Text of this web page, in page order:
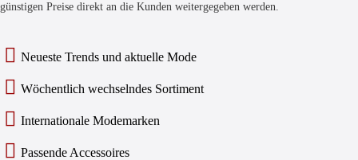
günstigen Preise direkt an die Kunden weitergegeben werden.
Neueste Trends und aktuelle Mode
Wöchentlich wechselndes Sortiment
Internationale Modemarken
Passende Accessoires